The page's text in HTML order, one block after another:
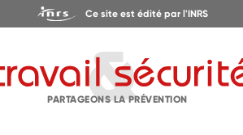
Ce site est édité par l'INRS
PARTAGEONS LA PRÉVENTION